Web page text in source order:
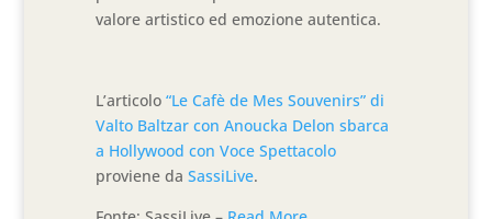
valore artistico ed emozione autentica.
L’articolo“Le Cafè de Mes Souvenirs” di
Valto Baltzar con Anoucka Delon sbarca
a Hollywood con Voce Spettacolo
proviene daSassiLive.